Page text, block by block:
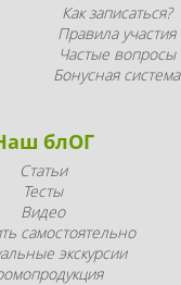
Как записаться?
Правила участия
Частые вопросы
Бонусная система
блОГ
Статьи
Тесты
Видео
самостоятельно
экскурсии